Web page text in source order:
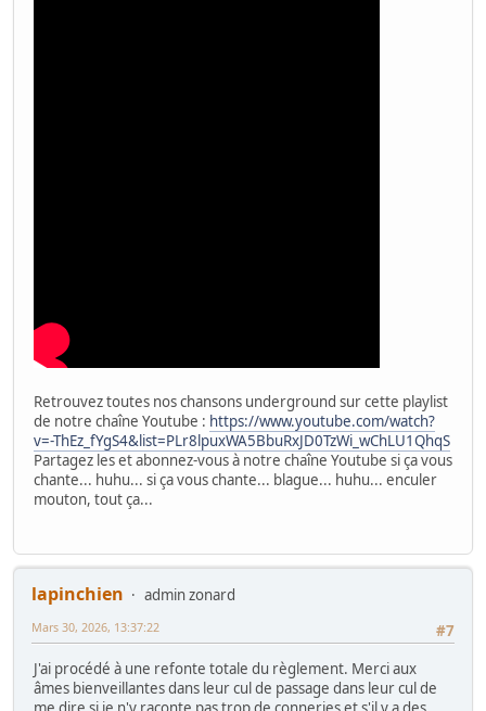
Retrouvez toutes nos chansons underground sur cette playlist
de notre chaîne Youtube : https://www.youtube.com/watch?
v=-ThEz_fYgS4&list=PLr8lpuxWA5BbuRxJD0TzWi_wChLU1QhqS
Partagez les et abonnez-vous à notre chaîne Youtube si ça vous
chante... huhu... si ça vous chante... blague... huhu... enculer
mouton, tout ça...
lapinchien
admin zonard
#7
Mars 30, 2026, 13:37:22
J'ai procédé à une refonte totale du règlement. Merci aux
âmes bienveillantes dans leur cul de passage dans leur cul de